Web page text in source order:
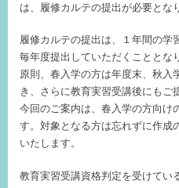
局
は、履修カルテの提出が必要とな
履修カルテの提出は、１年間の学
毎年度提出していただくこととな
原則、春入学の方は年度末、秋入
き、さらに教育実習受講後にもご
今回のご案内は、春入学の方向け
す。対象となる方は忘れずに作成
いたします。
教育実習受講資格判定を受けてい